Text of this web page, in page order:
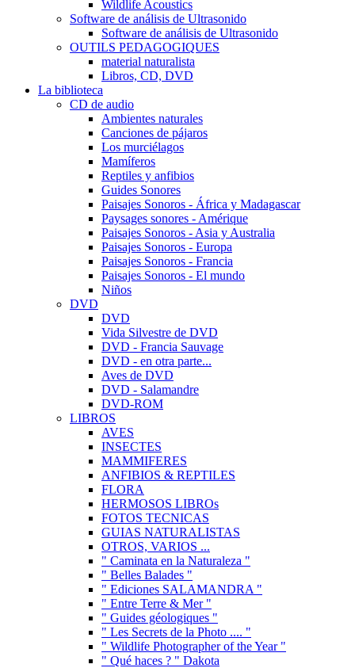
Wildlife Acoustics
Software de análisis de Ultrasonido
Software de análisis de Ultrasonido
OUTILS PEDAGOGIQUES
material naturalista
Libros, CD, DVD
La biblioteca
CD de audio
Ambientes naturales
Canciones de pájaros
Los murciélagos
Mamíferos
Reptiles y anfibios
Guides Sonores
Paisajes Sonoros - África y Madagascar
Paysages sonores - Amérique
Paisajes Sonoros - Asia y Australia
Paisajes Sonoros - Europa
Paisajes Sonoros - Francia
Paisajes Sonoros - El mundo
Niños
DVD
DVD
Vida Silvestre de DVD
DVD - Francia Sauvage
DVD - en otra parte...
Aves de DVD
DVD - Salamandre
DVD-ROM
LIBROS
AVES
INSECTES
MAMMIFERES
ANFIBIOS & REPTILES
FLORA
HERMOSOS LIBROs
FOTOS TECNICAS
GUIAS NATURALISTAS
OTROS, VARIOS ...
" Caminata en la Naturaleza "
" Belles Balades "
" Ediciones SALAMANDRA "
" Entre Terre & Mer "
" Guides géologiques "
" Les Secrets de la Photo .... "
" Wildlife Photographer of the Year "
" Qué haces ? " Dakota